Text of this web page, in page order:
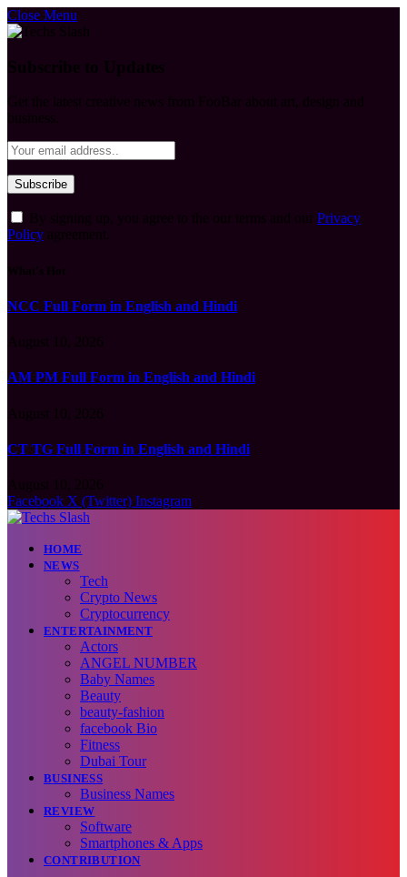
Close Menu
Privacy
Policy
NCC Full Form in English and Hindi
AM PM Full Form in English and Hindi
CT TG Full Form in English and Hindi
Facebook X (Twitter) Instagram
HOME
NEWS
Tech
Crypto News
Cryptocurrency
ENTERTAINMENT
Actors
ANGEL NUMBER
Baby Names
Beauty
beauty-fashion
facebook Bio
Fitness
Dubai Tour
BUSINESS
Business Names
REVIEW
Software
Smartphones & Apps
CONTRIBUTION